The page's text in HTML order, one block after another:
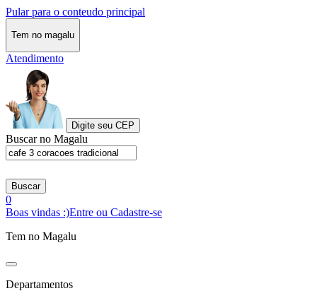
Pular para o conteudo principal
Tem no magalu
Atendimento
Digite seu CEP
Buscar no Magalu
Buscar
0
Boas vindas :)Entre ou Cadastre-se
Tem no Magalu
Departamentos